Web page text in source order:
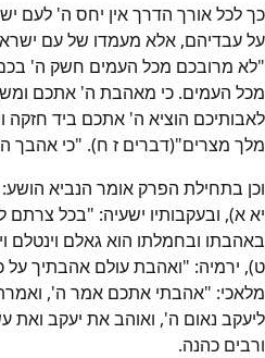
כך לכל אורך הדרך אין יחס ה' לעם
על עבדיהם, אלא מעמדו של עם
"לא מרובכם מכל העמים חשק ה'
מכל העמים. כי מאהבת ה' אתכם
לאבותיכם הוציא ה' אתכם ביד חזקה
מלך מצרים"(דברים ז ח). "כי אהבך
וכן בתחילת הפרק אומר הנביא
יא א), ובעקבותיו ישעיה: "בכל צרתם
באהבתו ובחמלתו הוא גאלם וינטלם
ט), ירמיה: "ואהבת עולם אהבתיך
מלאכי: "אהבתי אתכם אמר ה',
ליעקב נאום ה', ואוהב את יעקב ואת
ורבים כהנה.